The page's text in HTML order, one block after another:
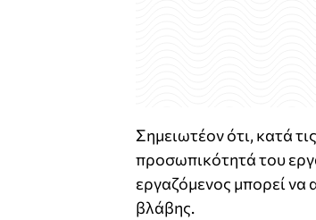
Σημειωτέον ότι, κατά
προσωπικότητά του
εργαζόμενος μπορεί να
βλάβης.